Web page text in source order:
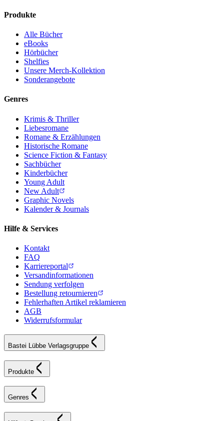
Produkte
Alle Bücher
eBooks
Hörbücher
Shelfies
Unsere Merch-Kollektion
Sonderangebote
Genres
Krimis & Thriller
Liebesromane
Romane & Erzählungen
Historische Romane
Science Fiction & Fantasy
Sachbücher
Kinderbücher
Young Adult
New Adult
Graphic Novels
Kalender & Journals
Hilfe & Services
Kontakt
FAQ
Karriereportal
Versandinformationen
Sendung verfolgen
Bestellung retournieren
Fehlerhaften Artikel reklamieren
AGB
Widerrufsformular
Bastei Lübbe Verlagsgruppe
Produkte
Genres